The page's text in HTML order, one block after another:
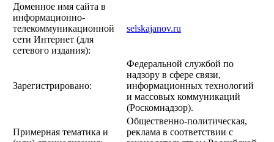
Доменное имя сайта в
информационно-
телекоммуникационной
сети Интернет (для
сетевого издания):
selskajanov.ru
Зарегистрировано:
Федеральной службой по
надзору в сфере связи,
информационных технологий
и массовых коммуникаций
(Роскомнадзор).
Примерная тематика и
Общественно-политическая,
реклама в соответствии с